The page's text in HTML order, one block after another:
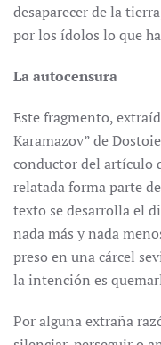
desaparecer de la
por los ídolos lo que
La autocensura
Este fragmento,
Karamazov” de
conductor del artículo
relatada forma parte
texto se desarrolla el
nada más y nada
preso en una cárcel
la intención es
Por alguna extraña